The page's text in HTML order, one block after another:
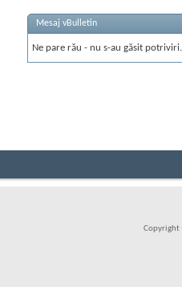
Mesaj vBulletin
Ne pare rău - nu s-au găsit
Copyright